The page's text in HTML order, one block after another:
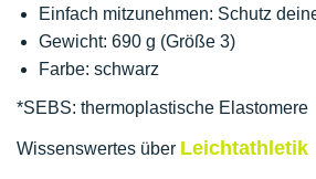
Einfach mitzunehmen: Schutz
Gewicht: 690 g (Größe 3)
Farbe: schwarz
*SEBS: thermoplastische Elastomere
Wissenswertes über Leichtathletik